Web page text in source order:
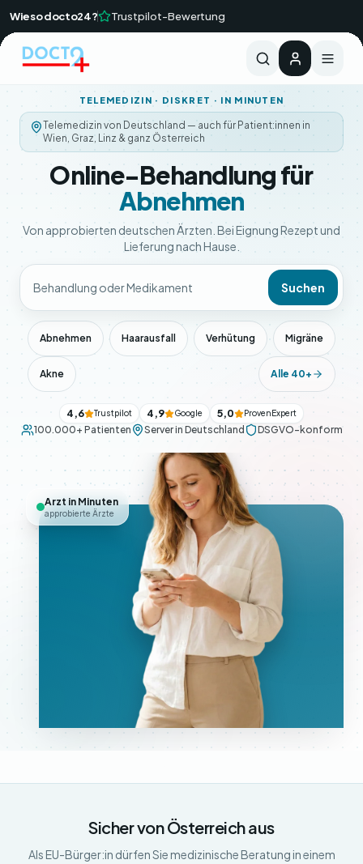
Zum Hauptinhalt springen
Wieso docto24? Trustpilot-Bewertung
Ärztliche Rückmeldung i.d.R. innerhalb von 24
TELEMEDIZIN · DISKRET · IN MINUTEN
Telemedizin von Deutschland — auch für Patient:innen in
Wien, Graz, Linz & ganz Österreich
Online-Behandlung für
Abnehmen
Von approbierten deutschen Ärzten. Bei Eignung Rezept und
Lieferung nach Hause.
Suchen
Abnehmen Haarausfall Verhütung Migräne
Akne Alle 40+
4,6 Trustpilot 4,9 Google 5,0 ProvenExpert
100.000+ Patienten Server in Deutschland DSGVO-konform
Arzt in Minuten
approbierte Ärzte
Sicher von Österreich aus
Als EU-Bürger:in dürfen Sie medizinische Beratung in einem